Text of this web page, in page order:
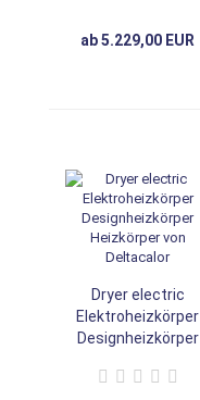
ab 5.229,00 EUR
Dryer electric
Elektroheizkörper
Designheizkörper
Deltacalor